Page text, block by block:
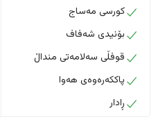
کورسی مەساج
بۆنیدی شەفاف
قوفڵی سەلامەتی منداڵ
پاککەرەوەی هەوا
ڕادار